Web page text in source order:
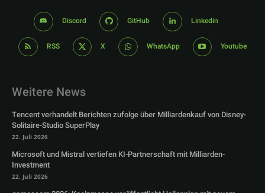
Discord GitHub Linkedin
RSS X WhatsApp Youtube
Weitere News
Tencent verhandelt Berichten zufolge über Milliardenkauf von Disney-
Solitaire-Studio SuperPlay
22. Juli 2026
Microsoft und Mistral vertiefen KI-Partnerschaft mit Milliarden-
Investment
22. Juli 2026